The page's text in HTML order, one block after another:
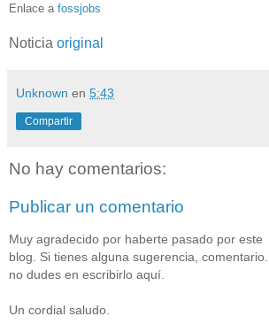
Enlace a fossjobs
Noticia original
Unknown en 5:43
Compartir
No hay comentarios:
Publicar un comentario
Muy agradecido por haberte pasado por este
blog. Si tienes alguna sugerencia, comentario...
no dudes en escribirlo aquí.
Un cordial saludo.